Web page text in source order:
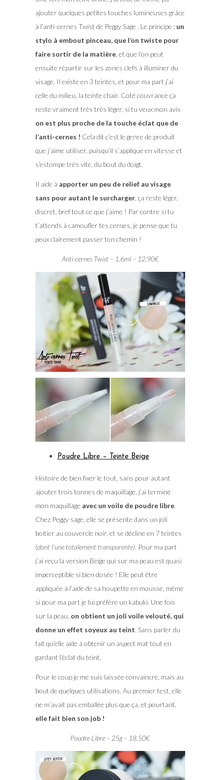
ajouter quelques petites touches lumineuses grâce
à l’anti-cernes Twist de Peggy Sage . Le principe :un
stylo à embout pinceau, que l’on twiste pour
faire sortir de la matière, et que l’on peut
ensuite répartir sur les zones clefs à illuminer du
visage. Il existe en 3 teintes, et pour ma part j’ai
celle du milieu, la teinte chair. Coté couvrance ça
reste vraiment très très léger, si tu veux mon avis
on est plus proche de la touche éclat que de
l’anti-cernes ! Cela dit c’est le genre de produit
que j’aime utiliser, puisqu’il s’applique en vitesse et
s’estompe très vite, du bout du doigt.
Il aide à apporter un peu de relief au visage
sans pour autant le surcharger, ça reste léger,
discret, bref tout ce que j’aime ! Par contre si tu
t’attends à camoufler tes cernes, je pense que tu
peux clairement passer ton chemin !
Anti-cernes Twist – 1,6ml – 12,90€
Poudre Libre – Teinte Beige
Histoire de bien fixer le tout, sans pour autant
ajouter trois tonnes de maquillage, j’ai terminé
mon maquillage avec un voile de poudre libre.
Chez Peggy sage, elle se présente dans un joli
boitier au couvercle noir, et se décline en 7 teintes
(dont l’une totalement transparente). Pour ma part
j’ai reçu la version Beige qui sur ma peau est quasi
imperceptible si bien dosée ! Elle peut être
appliquée à l’aide de sa houpette en mousse, même
si pour ma part je lui préfère un kabuki. Une fois
sur la peau, on obtient un joli voile velouté, qui
donne un effet soyeux au teint. Sans parler du
fait qu’elle aide à obtenir un aspect mat tout en
gardant l’éclat du teint.
Pour le coup je me suis laissée convaincre, mais au
bout de quelques utilisations. Au premier test, elle
ne m’avait pas emballée plus que ça, et pourtant,
elle fait bien son job !
Poudre Libre – 25g – 18,50€